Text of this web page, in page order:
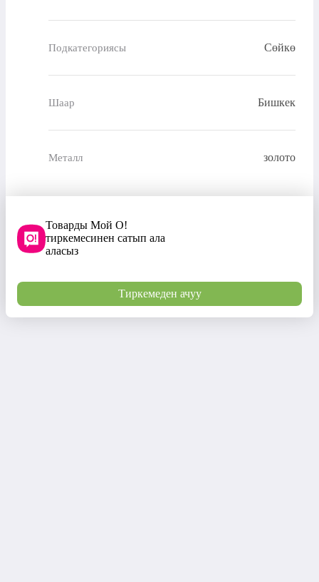
Подкатегориясы Сөйкө
Шаар Бишкек
Металл золото
Товарды Мой О!
тиркемесинен сатып ала
аласыз
Тиркемеден ачуу